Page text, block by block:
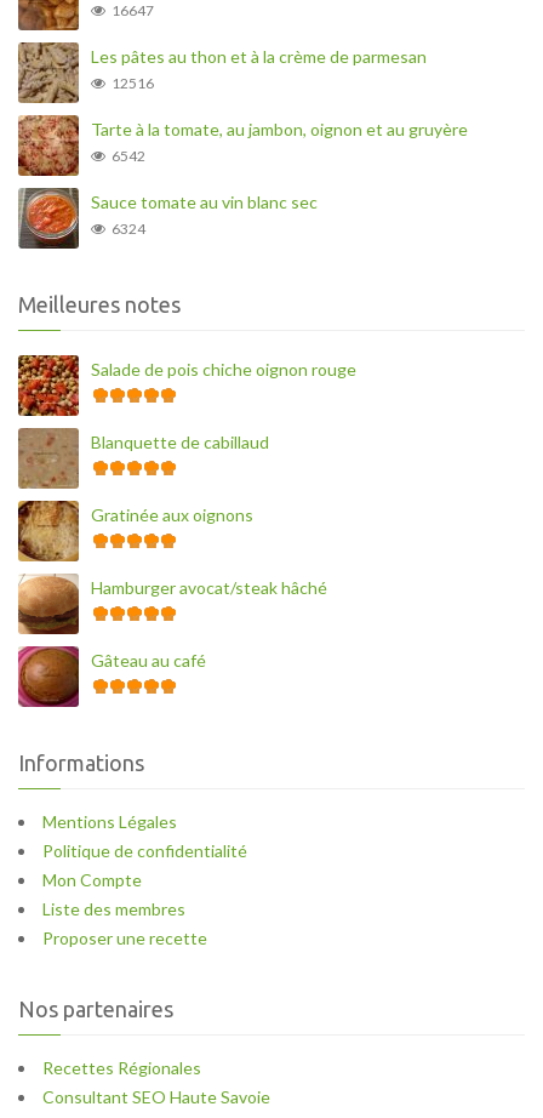
16647
Les pâtes au thon et à la crème de parmesan
12516
Tarte à la tomate, au jambon, oignon et au gruyère
6542
Sauce tomate au vin blanc sec
6324
Meilleures notes
Salade de pois chiche oignon rouge
Blanquette de cabillaud
Gratinée aux oignons
Hamburger avocat/steak hâché
Gâteau au café
Informations
Mentions Légales
Politique de confidentialité
Mon Compte
Liste des membres
Proposer une recette
Nos partenaires
Recettes Régionales
Consultant SEO Haute Savoie